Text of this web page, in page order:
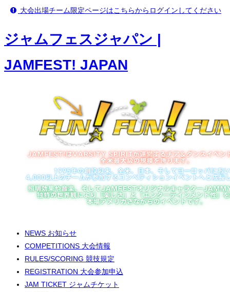
大会出場チーム限定ページはこちらからログインしてください
ジャムフェスジャパン |
JAMFEST! JAPAN
NEWS お知らせ
COMPETITIONS 大会情報
RULES/SCORING 競技規定
REGISTRATION 大会参加申込
JAM TICKET ジャムチケット